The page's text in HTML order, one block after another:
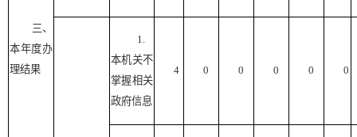
三、
本年度办
理结果
1.
本机关不
掌握相关
政府信息
4 0 0 0 0 0